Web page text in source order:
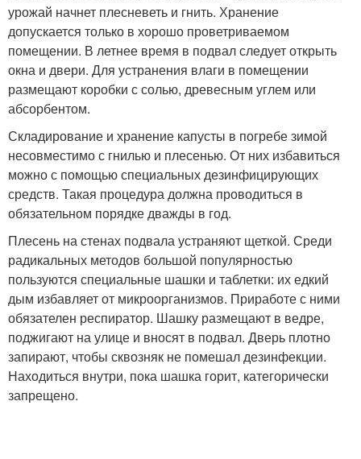
урожай начнет плесневеть и гнить. Хранение
допускается только в хорошо проветриваемом
помещении. В летнее время в подвал следует открыть
окна и двери. Для устранения влаги в помещении
размещают коробки с солью, древесным углем или
абсорбентом.
Складирование и хранение капусты в погребе зимой
несовместимо с гнилью и плесенью. От них избавиться
можно с помощью специальных дезинфицирующих
средств. Такая процедура должна проводиться в
обязательном порядке дважды в год.
Плесень на стенах подвала устраняют щеткой. Среди
радикальных методов большой популярностью
пользуются специальные шашки и таблетки: их едкий
дым избавляет от микроорганизмов. Приработе с ними
обязателен респиратор. Шашку размещают в ведре,
поджигают на улице и вносят в подвал. Дверь плотно
запирают, чтобы сквозняк не помешал дезинфекции.
Находиться внутри, пока шашка горит, категорически
запрещено.